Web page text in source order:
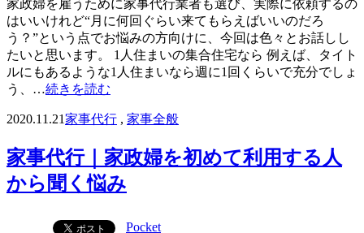
家政婦を雇うために家事代行業者も選び、実際に依頼するの
はいいけれど“月に何回ぐらい来てもらえばいいのだろ
う？”という点でお悩みの方向けに、今回は色々とお話しし
たいと思います。 1人住まいの集合住宅なら 例えば、タイト
ルにもあるような1人住まいなら週に1回くらいで充分でしょ
う、…続きを読む
2020.11.21家事代行 , 家事全般
家事代行｜家政婦を初めて利用する人
から聞く悩み
Pocket